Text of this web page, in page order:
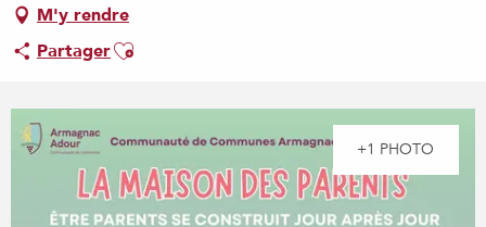
M'y rendre
PartagerAjouter aux favoris
+1 PHOTO